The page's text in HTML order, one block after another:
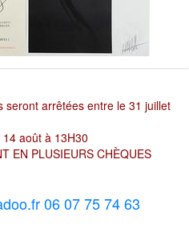
seront arrêtées entre le 31 juillet
août à 13H30
EN PLUSIEURS CHÈQUES
06 07 75 74 63